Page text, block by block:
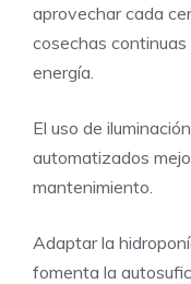
aprovechar cada
cosechas
energía.
El uso de
automatizados
mantenimiento.
Adaptar la
fomenta la